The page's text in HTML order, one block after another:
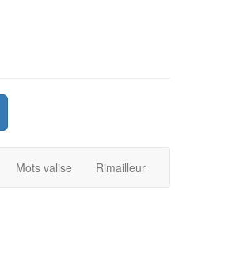
Mots valise Rimailleur